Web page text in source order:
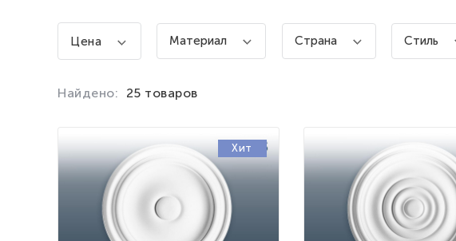
Цена Материал Страна Стиль
Найдено: 25 товаров
Хит